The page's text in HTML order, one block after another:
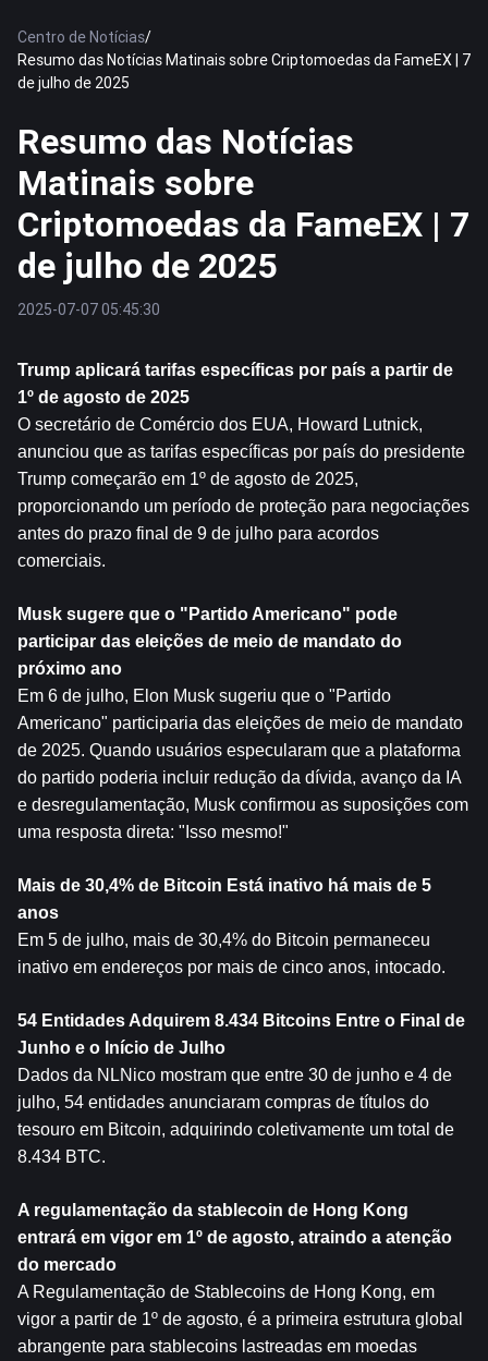
Centro de Notícias/
Resumo das Notícias Matinais sobre Criptomoedas da FameEX | 7
de julho de 2025
Resumo das Notícias
Matinais sobre
Criptomoedas da FameEX | 7
de julho de 2025
2025-07-07 05:45:30
Trump aplicará tarifas específicas por país a partir de
1º de agosto de 2025
O secretário de Comércio dos EUA, Howard Lutnick,
anunciou que as tarifas específicas por país do presidente
Trump começarão em 1º de agosto de 2025,
proporcionando um período de proteção para negociações
antes do prazo final de 9 de julho para acordos
comerciais.
Musk sugere que o "Partido Americano" pode
participar das eleições de meio de mandato do
próximo ano
Em 6 de julho, Elon Musk sugeriu que o "Partido
Americano" participaria das eleições de meio de mandato
de 2025. Quando usuários especularam que a plataforma
do partido poderia incluir redução da dívida, avanço da IA ​​
e desregulamentação, Musk confirmou as suposições com
uma resposta direta: "Isso mesmo!"
Mais de 30,4% de Bitcoin Está inativo há mais de 5
anos
Em 5 de julho, mais de 30,4% do Bitcoin permaneceu
inativo em endereços por mais de cinco anos, intocado.
54 Entidades Adquirem 8.434 Bitcoins Entre o Final de
Junho e o Início de Julho
Dados da NLNico mostram que entre 30 de junho e 4 de
julho, 54 entidades anunciaram compras de títulos do
tesouro em Bitcoin, adquirindo coletivamente um total de
8.434 BTC.
A regulamentação da stablecoin de Hong Kong
entrará em vigor em 1º de agosto, atraindo a atenção
do mercado
A Regulamentação de Stablecoins de Hong Kong, em
vigor a partir de 1º de agosto, é a primeira estrutura global
abrangente para stablecoins lastreadas em moedas